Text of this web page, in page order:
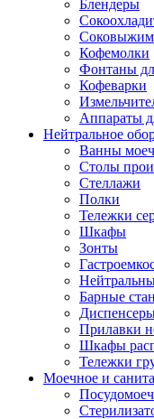
Блендеры
Кофемолки
Фонтаны
Кофеварки
Аппараты
Нейтральное
Ванны
Столы
Стеллажи
Полки
Тележки
Шкафы
Зонты
Барные
Прилавки
Шкафы
Тележки
Моечное и